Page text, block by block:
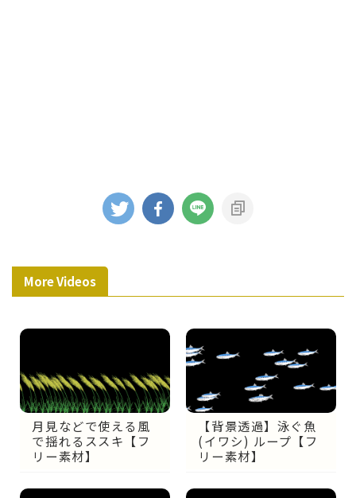
More Videos
月見などで使える風
で揺れるススキ【フ
リー素材】
【背景透過】泳ぐ魚
(イワシ) ループ【フ
リー素材】